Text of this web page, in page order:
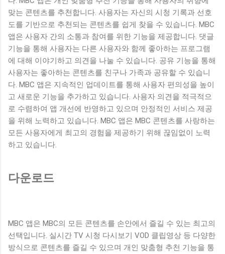
맞는 콘텐츠를 추천합니다. 사용자는 자신의 시청 기록과 선호
도를 기반으로 추천되는 콘텐츠를 쉽게 찾을 수 있습니다. MBC
앱은 사용자 간의 소통과 참여를 위한 기능을 제공합니다. 댓글
기능을 통해 사용자는 다른 사용자와 함께 좋아하는 프로그램
에 대해 이야기하고 의견을 나눌 수 있습니다. 공유 기능을 통해
사용자는 좋아하는 콘텐츠를 친구나 가족과 공유할 수 있습니
다. MBC 앱은 지속적인 업데이트를 통해 사용자 편의성을 높이
고 새로운 기능을 추가하고 있습니다. 사용자 의견을 적극적으
로 수렴하여 앱 개선에 반영하고 있으며 안정적인 서비스 제공
을 위해 노력하고 있습니다. MBC 앱은 MBC 콘텐츠를 사랑하는
모든 사용자에게 최고의 경험을 제공하기 위해 끊임없이 노력
하고 있습니다.
다운로드
MBC 앱은 MBC의 모든 콘텐츠를 손안에서 즐길 수 있는 최고의
선택입니다. 실시간 TV 시청 다시보기 VOD 클립영상 등 다양한
방식으로 콘텐츠를 즐길 수 있으며 개인 맞춤형 추천 기능을 통